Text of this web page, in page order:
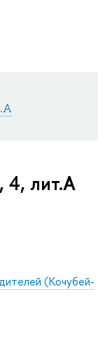
4, лит.А
(Кочубей-